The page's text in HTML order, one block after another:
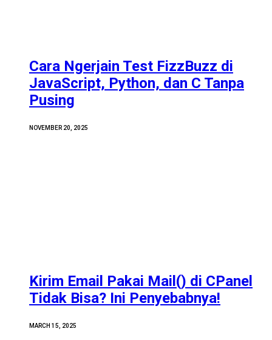
Cara Ngerjain Test FizzBuzz di
JavaScript, Python, dan C Tanpa
Pusing
NOVEMBER 20, 2025
Kirim Email Pakai Mail() di CPanel
Tidak Bisa? Ini Penyebabnya!
MARCH 15, 2025